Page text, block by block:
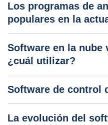
Los programas de
populares en la
Software en la nube
¿cuál utilizar?
Software de control
La evolución del